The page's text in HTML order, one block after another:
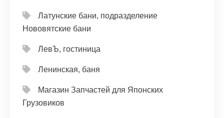
Латунские бани, подразделение
Нововятские бани
ЛевЪ, гостиница
Ленинская, баня
Магазин Запчастей для Японских
Грузовиков